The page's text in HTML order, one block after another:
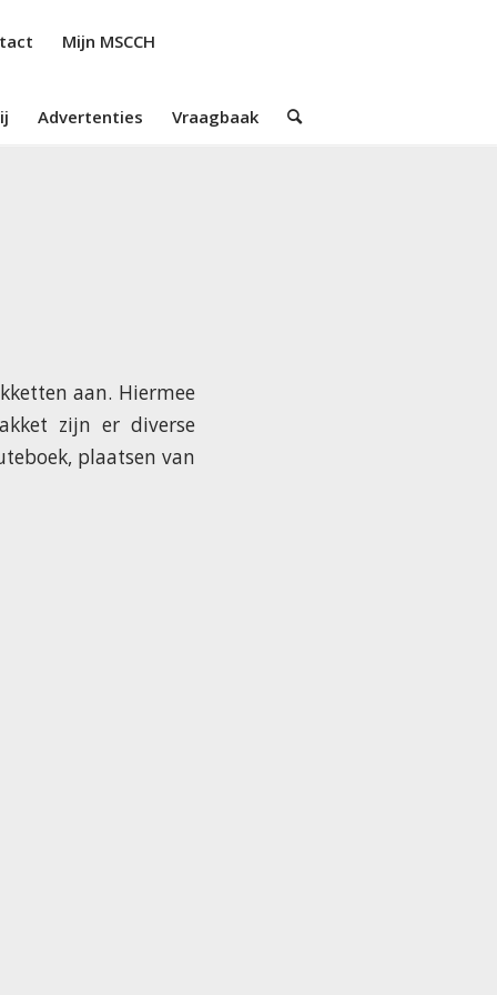
Mijn MSCCH
Advertenties Vraagbaak
aan. Hiermee
zijn er diverse
plaatsen van